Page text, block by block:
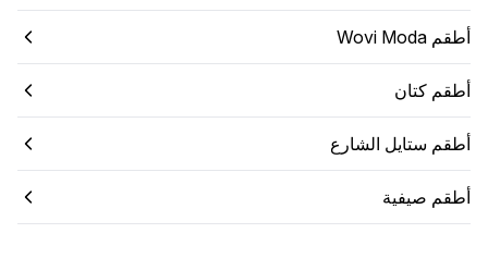
أطقم Wovi Moda
أطقم كتان
أطقم ستايل الشارع
أطقم صيفية